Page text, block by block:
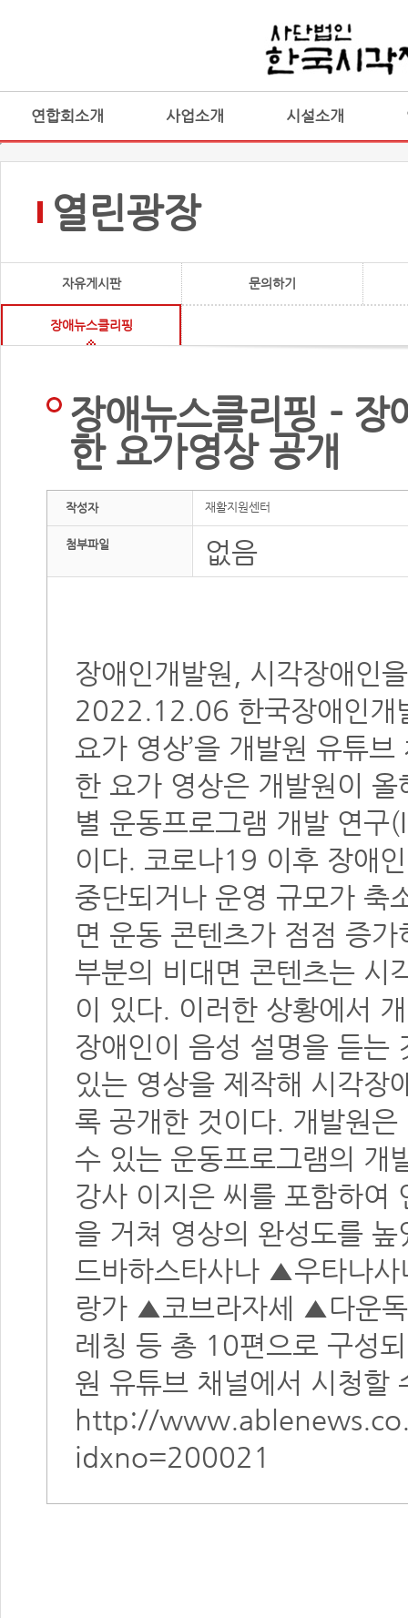
연합회소개 사업소개 시설소개
열린광장
자유게시판 문의하기
장애뉴스클리핑
장애뉴스클리핑 - 장
한 요가영상 공개
작성자 재활지원센터
첨부파일 없음
장애인개발원, 시각장애인
2022.12.06 한국장애인개
요가 영상’을 개발원 유튜
한 요가 영상은 개발원이
별 운동프로그램 개발 연구
이다. 코로나19 이후 장애
중단되거나 운영 규모가 축
면 운동 콘텐츠가 점점 증
부분의 비대면 콘텐츠는 시
이 있다. 이러한 상황에서
장애인이 음성 설명을 듣는
있는 영상을 제작해 시각장
록 공개한 것이다. 개발원
수 있는 운동프로그램의 개
강사 이지은 씨를 포함하여
을 거쳐 영상의 완성도를
드바하스타사나 ▲우타나
랑가 ▲코브라자세 ▲다운
레칭 등 총 10편으로 구성
원 유튜브 채널에서 시청할
http://
idxno=200021